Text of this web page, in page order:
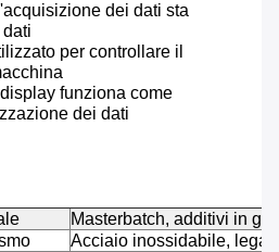
dei dati sta
per controllare il
funziona come
dei dati
Masterbatch, additivi in
Acciaio inossidabile, lega